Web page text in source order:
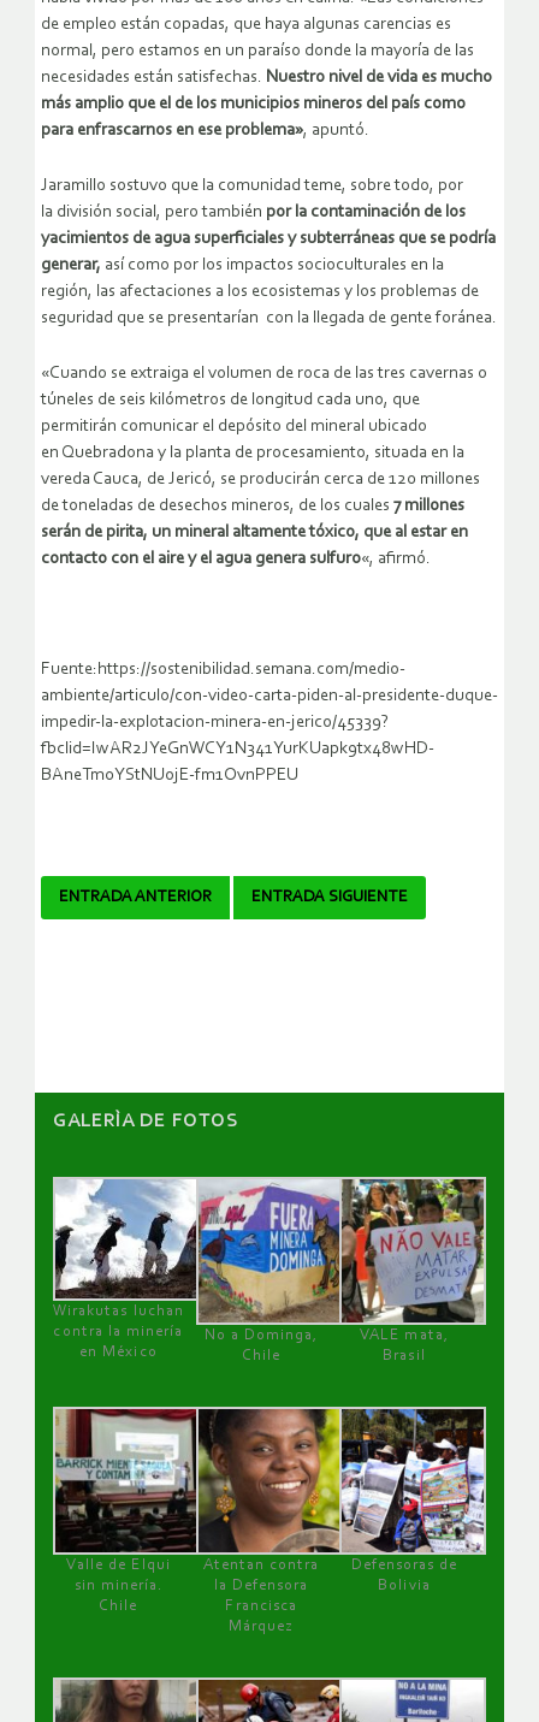
de empleo están copadas, que haya algunas carencias es
normal, pero estamos en un paraíso donde la mayoría de las
necesidades están satisfechas. Nuestro nivel de vida es mucho
más amplio que el de los municipios mineros del país como
para enfrascarnos en ese problema», apuntó.
Jaramillo sostuvo que la comunidad teme, sobre todo, por
la división social, pero también por la contaminación de los
yacimientos de agua superficiales y subterráneas que se podría
generar, así como por los impactos socioculturales en la
región, las afectaciones a los ecosistemas y los problemas de
seguridad que se presentarían con la llegada de gente foránea.
«Cuando se extraiga el volumen de roca de las tres cavernas o
túneles de seis kilómetros de longitud cada uno, que
permitirán comunicar el depósito del mineral ubicado
en Quebradona y la planta de procesamiento, situada en la
vereda Cauca, de Jericó, se producirán cerca de 120 millones
de toneladas de desechos mineros, de los cuales 7 millones
serán de pirita, un mineral altamente tóxico, que al estar en
contacto con el aire y el agua genera sulfuro«, afirmó.
Fuente:https://sostenibilidad.semana.com/medio-
ambiente/articulo/con-video-carta-piden-al-presidente-duque-
impedir-la-explotacion-minera-en-jerico/45339?
fbclid=IwAR2JYeGnWCY1N341YurKUapk9tx48wHD-
BAneTm0YStNUojE-fm1OvnPPEU
Navegador
ENTRADA ANTERIOR ENTRADA SIGUIENTE
GALERÌA DE FOTOS
Wirakutas luchan
contra la minería
en México
No a Dominga,
Chile
VALE mata,
Brasil
Valle de Elqui
sin minería.
Chile
Atentan contra
la Defensora
Francisca
Márquez
Defensoras de
Bolivia